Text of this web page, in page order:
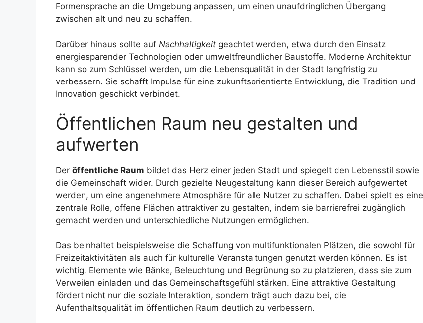
Formensprache an die Umgebung anpassen, um einen unaufdringlichen Übergang
zwischen alt und neu zu schaffen.
Darüber hinaus sollte auf Nachhaltigkeit geachtet werden, etwa durch den Einsatz
energiesparender Technologien oder umweltfreundlicher Baustoffe. Moderne Architektur
kann so zum Schlüssel werden, um die Lebensqualität in der Stadt langfristig zu
verbessern. Sie schafft Impulse für eine zukunftsorientierte Entwicklung, die Tradition und
Innovation geschickt verbindet.
Öffentlichen Raum neu gestalten und
aufwerten
Der öffentliche Raum bildet das Herz einer jeden Stadt und spiegelt den Lebensstil sowie
die Gemeinschaft wider. Durch gezielte Neugestaltung kann dieser Bereich aufgewertet
werden, um eine angenehmere Atmosphäre für alle Nutzer zu schaffen. Dabei spielt es eine
zentrale Rolle, offene Flächen attraktiver zu gestalten, indem sie barrierefrei zugänglich
gemacht werden und unterschiedliche Nutzungen ermöglichen.
Das beinhaltet beispielsweise die Schaffung von multifunktionalen Plätzen, die sowohl für
Freizeitaktivitäten als auch für kulturelle Veranstaltungen genutzt werden können. Es ist
wichtig, Elemente wie Bänke, Beleuchtung und Begrünung so zu platzieren, dass sie zum
Verweilen einladen und das Gemeinschaftsgefühl stärken. Eine attraktive Gestaltung
fördert nicht nur die soziale Interaktion, sondern trägt auch dazu bei, die
Aufenthaltsqualität im öffentlichen Raum deutlich zu verbessern.